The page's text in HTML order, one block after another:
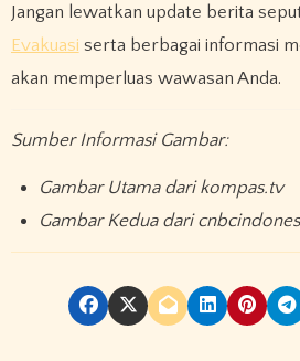
Jangan lewatkan update berita
Evakuasi serta berbagai informasi
akan memperluas wawasan Anda.
Sumber Informasi Gambar:
Gambar Utama dari kompas.tv
Gambar Kedua dari